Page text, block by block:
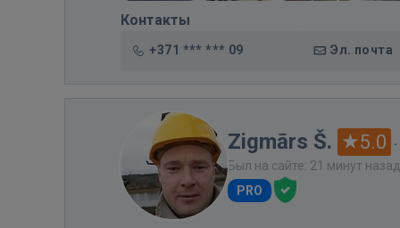
Контакты
+371 *** *** 09 Эл. почта
Zigmārs Š. 5.0 ·
Был на сайте: 21 минут назад
PRO